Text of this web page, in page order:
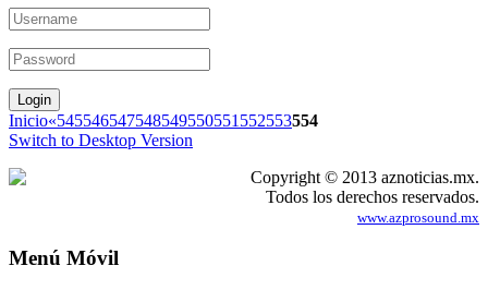
Inicio«545546547548549550551 552553554
Switch to Desktop Version
Copyright © 2013 aznoticias.mx.
Todos los derechos reservados.
www.azprosound.mx
Menú Móvil